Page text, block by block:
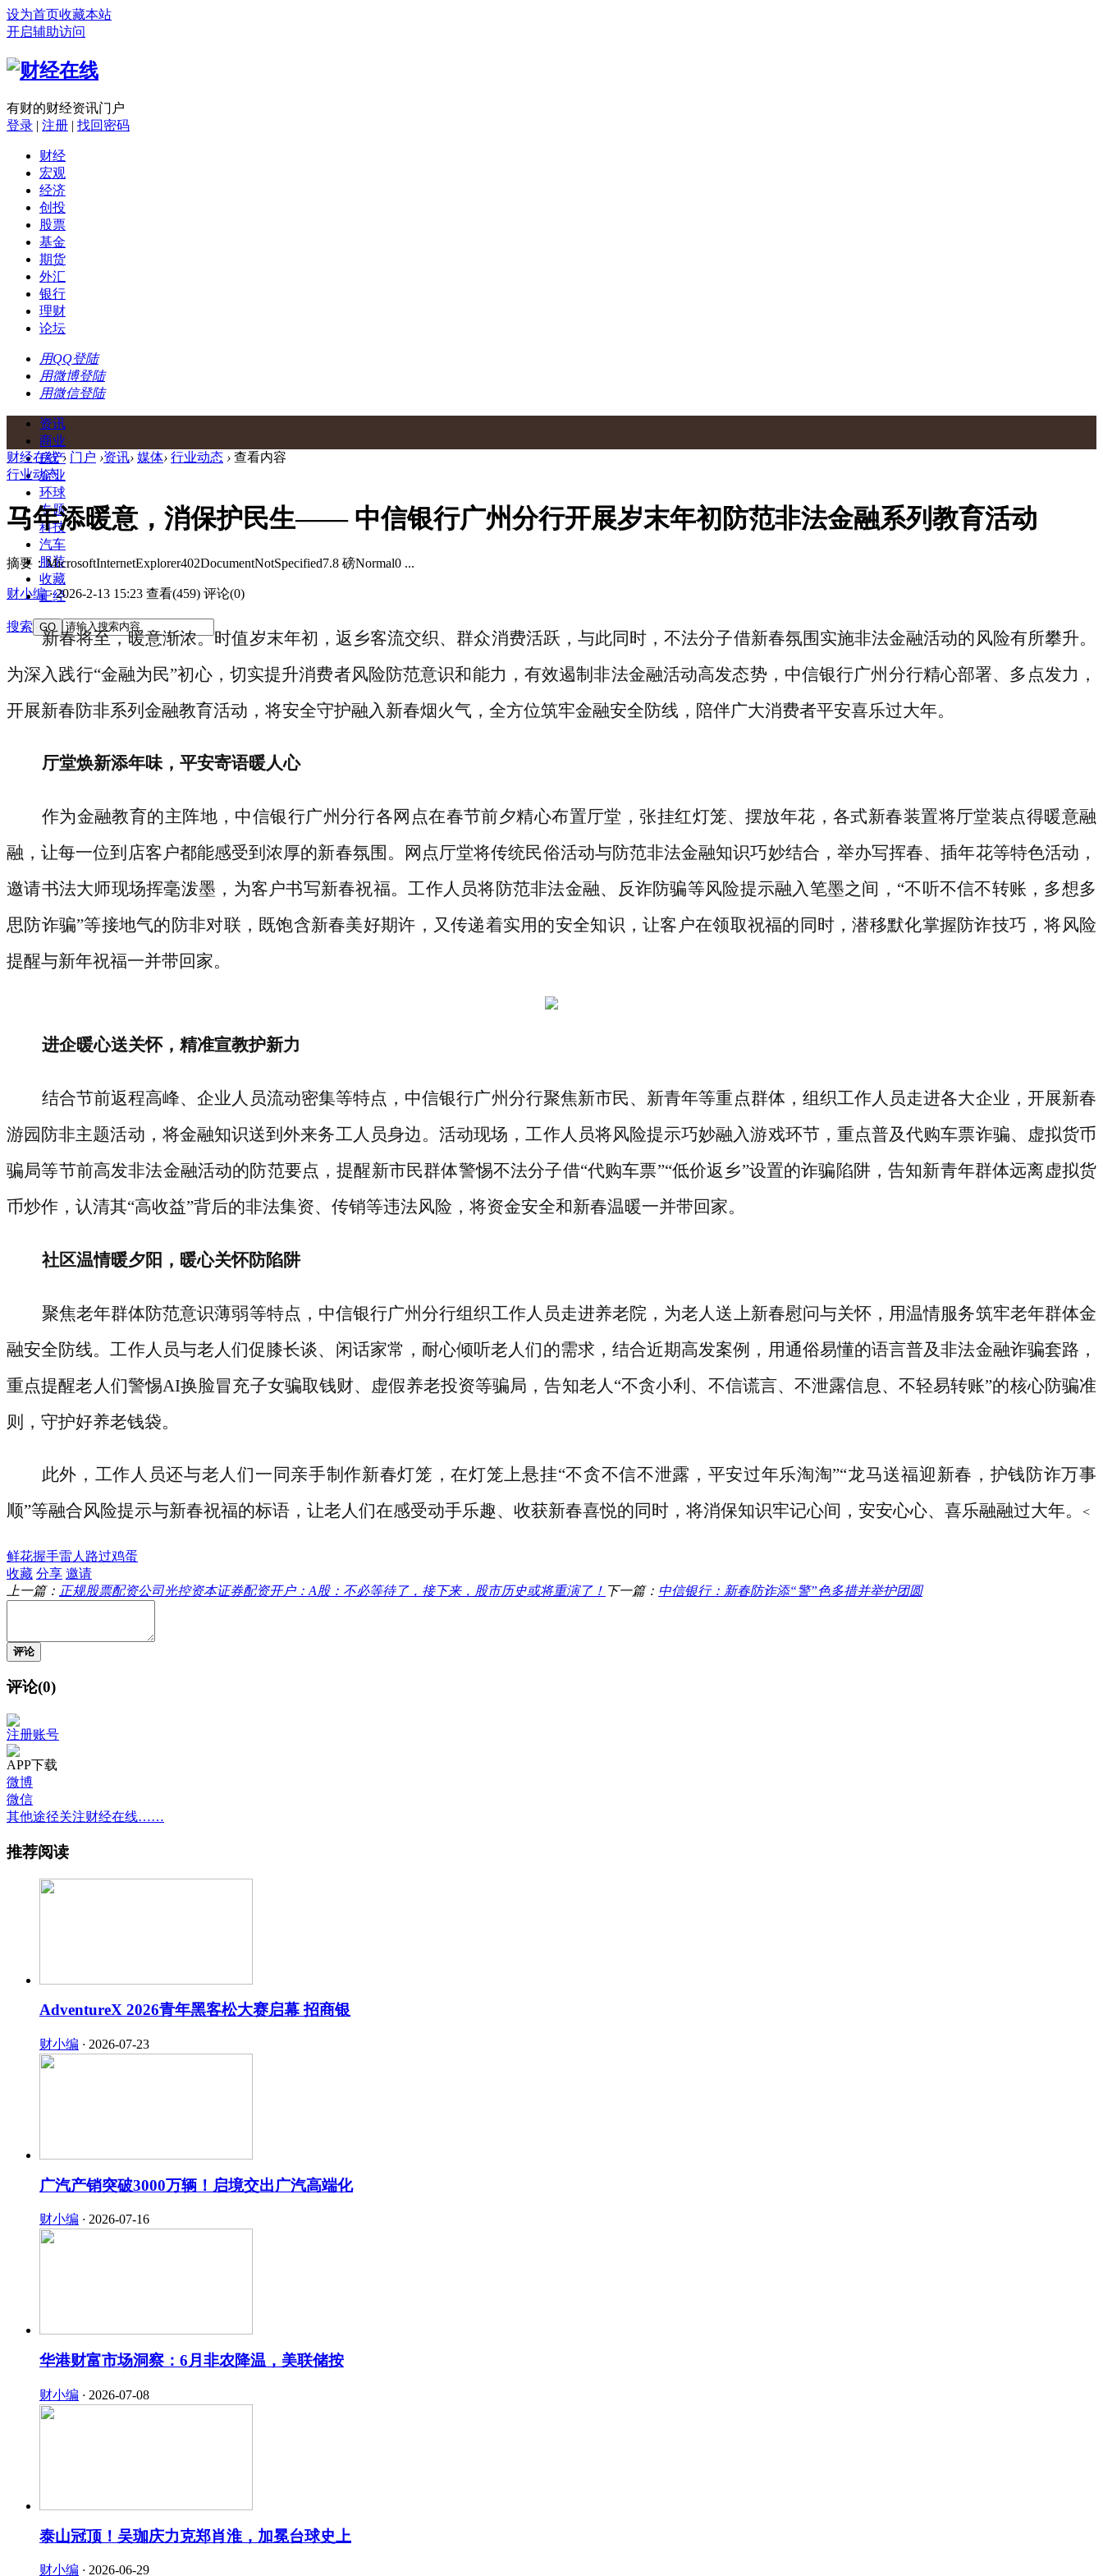
设为首页收藏本站
开启辅助访问
有财的财经资讯门户
登录 | 注册 | 找回密码
财经
宏观
经济
创投
股票
基金
期货
外汇
银行
理财
论坛
用QQ登陆
用微博登陆
用微信登陆
资讯
商业
房产
企业
环球
专题
科技
汽车
服装
收藏
正经
搜索 GO
财经在线 › 门户 ›资讯› 媒体› 行业动态 › 查看内容
行业动态
马年添暖意，消保护民生—— 中信银行广州分行开展岁末年初防范非法金融系列教育活动
摘要：MicrosoftInternetExplorer402DocumentNotSpecified7.8 磅Normal0 ...
财小编 · 2026-2-13 15:23 查看(459) 评论(0)
新春将至，暖意渐浓。时值岁末年初，返乡客流交织、群众消费活跃，与此同时，不法分子借新春氛围实施非法金融活动的风险有所攀升。
为深入践行“金融为民”初心，切实提升消费者风险防范意识和能力，有效遏制非法金融活动高发态势，中信银行广州分行精心部署、多点发力，
开展新春防非系列金融教育活动，将安全守护融入新春烟火气，全方位筑牢金融安全防线，陪伴广大消费者平安喜乐过大年。
厅堂焕新添年味，平安寄语暖人心
作为金融教育的主阵地，中信银行广州分行各网点在春节前夕精心布置厅堂，张挂红灯笼、摆放年花，各式新春装置将厅堂装点得暖意融
融，让每一位到店客户都能感受到浓厚的新春氛围。网点厅堂将传统民俗活动与防范非法金融知识巧妙结合，举办写挥春、插年花等特色活动，
邀请书法大师现场挥毫泼墨，为客户书写新春祝福。工作人员将防范非法金融、反诈防骗等风险提示融入笔墨之间， “不听不信不转账，多想多
思防诈骗”等接地气的防非对联，既饱含新春美好期许，又传递着实用的安全知识，让客户在领取祝福的同时，潜移默化掌握防诈技巧，将风险
提醒与新年祝福一并带回家。
进企暖心送关怀，精准宣教护新力
结合节前返程高峰、企业人员流动密集等特点，中信银行广州分行聚焦新市民、新青年等重点群体，组织工作人员走进各大企业，开展新春
游园防非主题活动，将金融知识送到外来务工人员身边。活动现场，工作人员将风险提示巧妙融入游戏环节，重点普及代购车票诈骗、虚拟货币
骗局等节前高发非法金融活动的防范要点，提醒新市民群体警惕不法分子借“代购车票”“低价返乡”设置的诈骗陷阱，告知新青年群体远离虚拟货
币炒作，认清其“高收益”背后的非法集资、传销等违法风险，将资金安全和新春温暖一并带回家。
社区温情暖夕阳，暖心关怀防陷阱
聚焦老年群体防范意识薄弱等特点，中信银行广州分行组织工作人员走进养老院，为老人送上新春慰问与关怀，用温情服务筑牢老年群体金
融安全防线。工作人员与老人们促膝长谈、闲话家常，耐心倾听老人们的需求，结合近期高发案例，用通俗易懂的语言普及非法金融诈骗套路，
重点提醒老人们警惕AI换脸冒充子女骗取钱财、虚假养老投资等骗局，告知老人“不贪小利、不信谎言、不泄露信息、不轻易转账”的核心防骗准
则，守护好养老钱袋。
此外，工作人员还与老人们一同亲手制作新春灯笼，在灯笼上悬挂“不贪不信不泄露，平安过年乐淘淘”“龙马送福迎新春，护钱防诈万事
顺”等融合风险提示与新春祝福的标语，让老人们在感受动手乐趣、收获新春喜悦的同时，将消保知识牢记心间，安安心心、喜乐融融过大年。
<
鲜花握手雷人 路过鸡蛋
收藏 分享 邀请
上一篇： 正规股票配资公司光控资本证券配资开户：A股：不必等待了，接下来，股市历史或将重演了！ 下一篇： 中信银行：新春防诈添“警”色多措并举护团圆
评论
评论(0)
注册账号
APP下载
微博
微信
其他途径关注财经在线……
推荐阅读
AdventureX 2026青年黑客松大赛启幕 招商银
财小编 · 2026-07-23
广汽产销突破3000万辆！启境交出广汽高端化
财小编 · 2026-07-16
华港财富市场洞察：6月非农降温，美联储按
财小编 · 2026-07-08
泰山冠顶！吴珈庆力克郑肖淮，加冕台球史上
财小编 · 2026-06-29